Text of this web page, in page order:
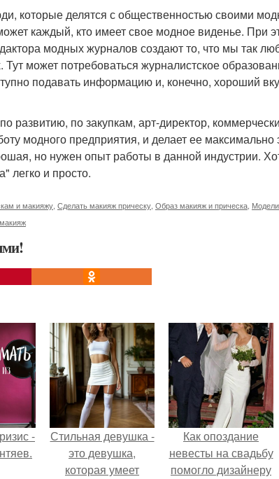
которые делятся с общественностью своими
каждый, кто имеет свое модное виденье. При
модных журналов создают то, что мы так
может потребоваться журналистское
подавать информацию и, конечно, хороший
развитию, по закупкам, арт-директор,
модного предприятия, и делает ее
но нужен опыт работы в данной индустрии.
легко и просто.
и макияжу Сделать макияж прическу Образ макияж и прическа
-
Стильная девушка -
это девушка,
которая умеет
Как опоздание
невесты на свадьбу
помогло дизайнеру